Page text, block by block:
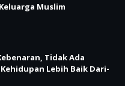
Muslim
Tidak Ada
Lebih Baik Dari-